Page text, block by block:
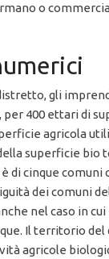
o
gli
per 400 ettari di
agricola
superficie bio
di cinque comuni
dei comuni
nel caso in
Il territorio
agricole